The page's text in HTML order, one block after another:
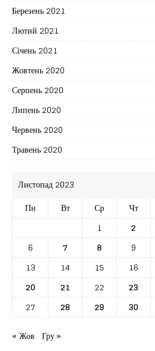
Березень 2021
Лютий 2021
Січень 2021
Жовтень 2020
Серпень 2020
Липень 2020
Червень 2020
Травень 2020
Листопад 2023
Пн
Вт Ср Чт
1
2
6
7 8 9
13
14 15 16
20
21 22 23
27
28 29
30
« Жов Гру »